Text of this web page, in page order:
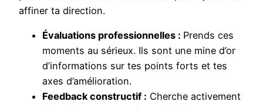
affiner ta direction.
Évaluations professionnelles : Prends ces
moments au sérieux. Ils sont une mine d’or
d’informations sur tes points forts et tes
axes d’amélioration.
Feedback constructif : Cherche activement